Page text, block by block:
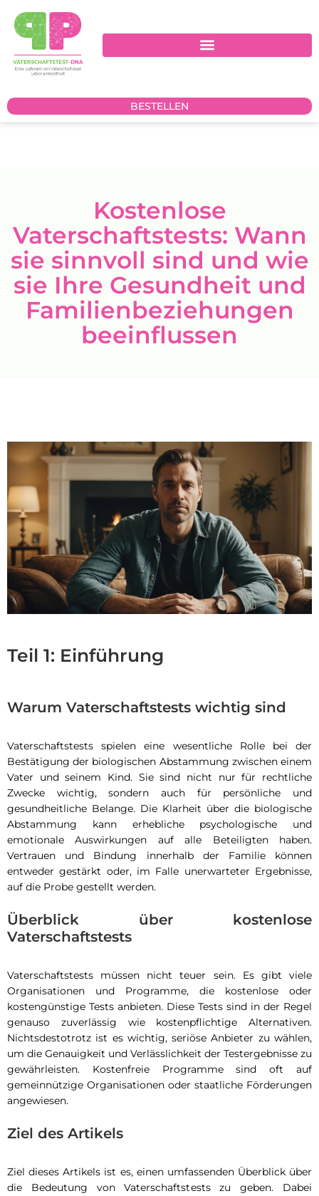
BESTELLEN
Kostenlose
Vaterschaftstests: Wann
sie sinnvoll sind und wie
sie Ihre Gesundheit und
Familienbeziehungen
beeinflussen
Teil 1: Einführung
Warum Vaterschaftstests wichtig sind
Vaterschaftstests spielen eine wesentliche Rolle bei der
Bestätigung der biologischen Abstammung zwischen einem
Vater und seinem Kind. Sie sind nicht nur für rechtliche
Zwecke wichtig, sondern auch für persönliche und
gesundheitliche Belange. Die Klarheit über die biologische
Abstammung kann erhebliche psychologische und
emotionale Auswirkungen auf alle Beteiligten haben.
Vertrauen und Bindung innerhalb der Familie können
entweder gestärkt oder, im Falle unerwarteter Ergebnisse,
auf die Probe gestellt werden.
Überblick über kostenlose
Vaterschaftstests
Vaterschaftstests müssen nicht teuer sein. Es gibt viele
Organisationen und Programme, die kostenlose oder
kostengünstige Tests anbieten. Diese Tests sind in der Regel
genauso zuverlässig wie kostenpflichtige Alternativen.
Nichtsdestotrotz ist es wichtig, seriöse Anbieter zu wählen,
um die Genauigkeit und Verlässlichkeit der Testergebnisse zu
gewährleisten. Kostenfreie Programme sind oft auf
gemeinnützige Organisationen oder staatliche Förderungen
angewiesen.
Ziel des Artikels
Ziel dieses Artikels ist es, einen umfassenden Überblick über
die Bedeutung von Vaterschaftstests zu geben. Dabei